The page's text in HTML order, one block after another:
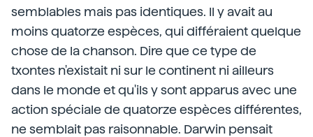
semblables mais pas identiques. Il y avait au
moins quatorze espèces, qui différaient quelque
chose de la chanson. Dire que ce type de
txontes n'existait ni sur le continent ni ailleurs
dans le monde et qu'ils y sont apparus avec une
action spéciale de quatorze espèces différentes,
ne semblait pas raisonnable. Darwin pensait